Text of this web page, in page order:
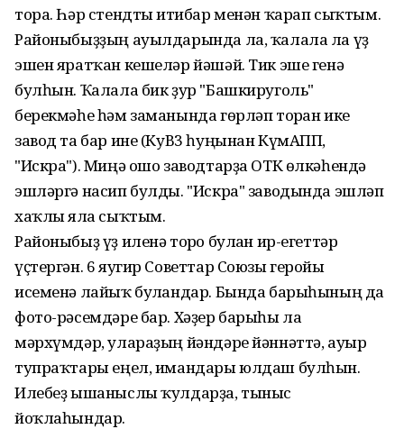
тора. Һәр стендты иғтибар менән ҡарап сыҡтым.
Районыбыҙҙың ауылдарында ла, ҡалала ла үҙ
эшен яратҡан кешеләр йәшәй. Тик эше генә
булһын. Ҡалала бик ҙур "Башкируголь"
берекмәһе һәм заманында гөрләп торған ике
завод та бар ине (КуВ3 һуңынан КүмАПП,
"Искра"). Миңә ошо заводтарҙа ОТК өлкәһендә
эшләргә насип булды. "Искра" заводында эшләп
хаҡлы ялға сыҡтым.
Районыбыҙ үҙ иленә тоғро булған ир-егеттәр
үҫтергән. 6 яугир Советтар Союзы геройы
исеменә лайыҡ булғандар. Бында барыһының да
фото-рәсемдәре бар. Хәҙер барыһы ла
мәрхүмдәр, улараҙың йәндәре йәннәттә, ауыр
тупраҡтары еңел, имандары юлдаш булһын.
Илебеҙ ышаныслы ҡулдарҙа, тыныс
йоҡлаһындар.